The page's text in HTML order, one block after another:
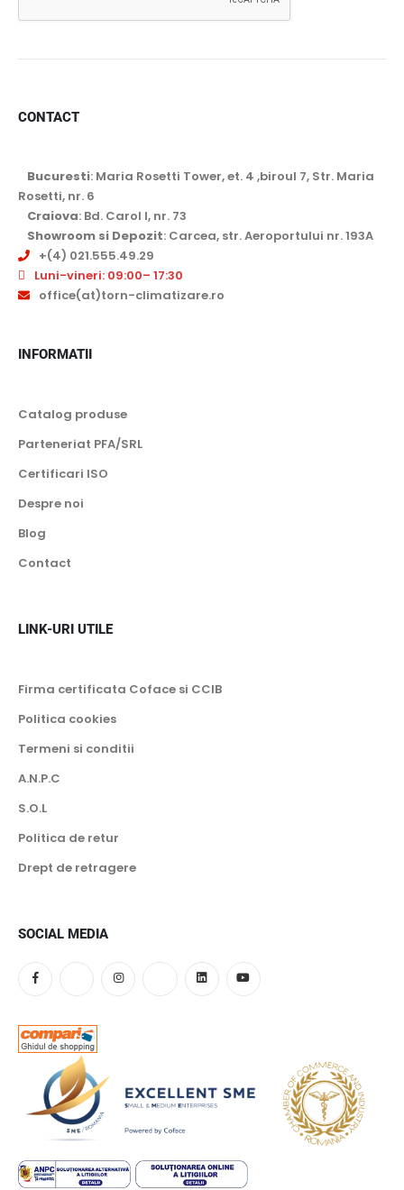
CONTACT
Bucuresti: Maria Rosetti Tower, et. 4 ,biroul 7, Str. Maria
Rosetti, nr. 6
Craiova: Bd. Carol I, nr. 73
Showroom si Depozit: Carcea, str. Aeroportului nr. 193A
+(4) 021.555.49.29
Luni-vineri: 09:00– 17:30
office(at)torn-climatizare.ro
INFORMATII
Catalog produse
Parteneriat PFA/SRL
Certificari ISO
Despre noi
Blog
Contact
LINK-URI UTILE
Firma certificata Coface si CCIB
Politica cookies
Termeni si conditii
A.N.P.C
S.O.L
Politica de retur
Drept de retragere
SOCIAL MEDIA